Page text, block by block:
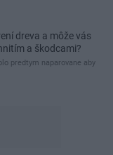
dreva a môže vás
a škodcami?
predtym naparovane aby